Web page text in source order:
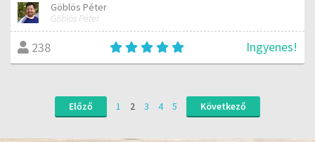
Göblös Péter
Göblös Péter
238 Ingyenes!
Előző 1 2 3 4 5 Következő